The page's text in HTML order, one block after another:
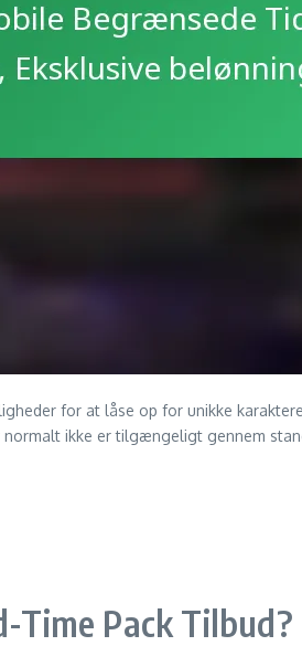
for at låse op for unikke
ikke er tilgængeligt gennem
Time Pack Tilbud?